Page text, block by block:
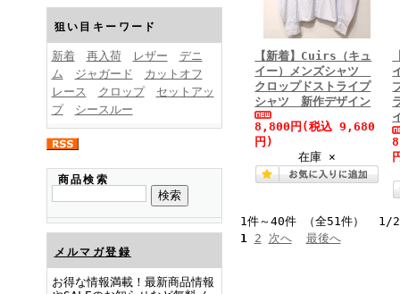
FINEBOYS2024年12月号
狙い目キーワード
新着 再入荷 レザー
デニ
ム
ジャガード
カットオフ
レース
クロップ
セットアッ
プ
シースルー
商品検索
メルマガ登録
お得な情報満載！最新商品情報
【新着】Cuirs（キュ
イー）メンズシャツ
クロップドストライプ
シャツ 新作デザイン
8,800円 (税込 9,680
円)
在庫 ×
1件～40件 （全51件） 1/2
1
2 次へ 最後へ